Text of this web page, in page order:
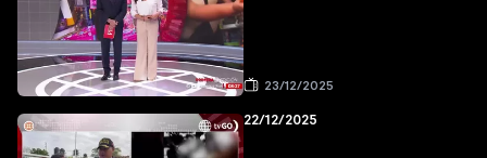
23/12/2025
22/12/2025